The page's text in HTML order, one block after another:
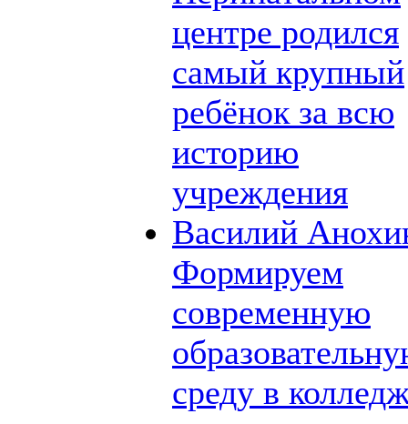
центре родился
самый крупный
ребёнок за всю
историю
учреждения
Василий
Формируем
современную
среду в